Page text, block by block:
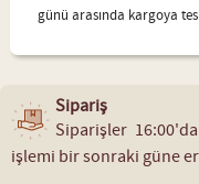
günü arasında kargoya
Sipariş
Siparişler
işlemi bir sonraki güne